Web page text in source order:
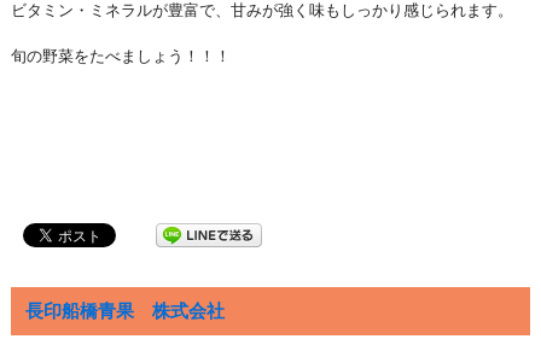
ビタミン・ミネラルが豊富で、甘みが強く味もしっかり感じられます。
旬の野菜をたべましょう！！！
長印船橋青果 株式会社